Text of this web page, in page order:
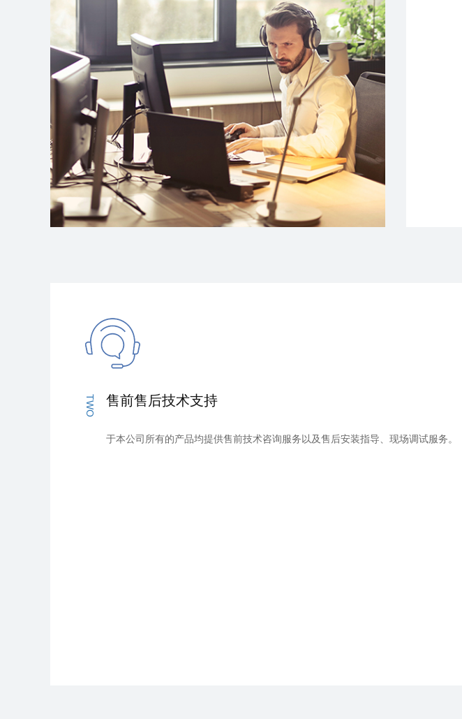
TWO 售前售后技术支持
于本公司所有的产品均提供售前技术咨询服务以及售后安装指导、现场调试服务。